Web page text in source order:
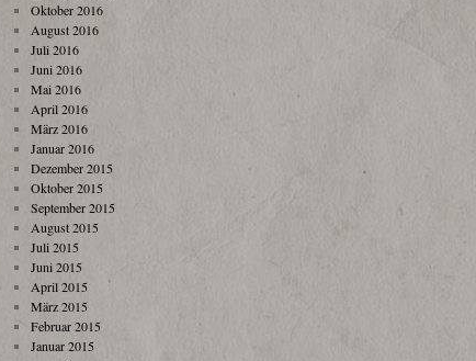
Oktober 2016
August 2016
Juli 2016
Juni 2016
Mai 2016
April 2016
März 2016
Januar 2016
Dezember 2015
Oktober 2015
September 2015
August 2015
Juli 2015
Juni 2015
April 2015
März 2015
Februar 2015
Januar 2015